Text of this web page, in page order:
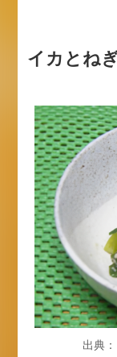
イカとね
出典